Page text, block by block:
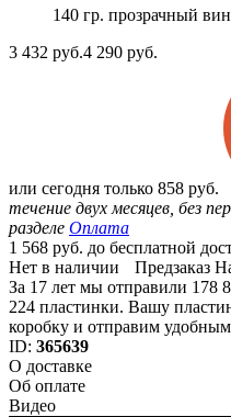
140 гр. прозрачный
3 432 руб.4 290 руб.
или сегодня только 858 руб.
течение двух месяцев, без
разделе Оплата
1 568 руб. до бесплатной
Нет в наличии
Предзаказ
За 17 лет мы отправили 178
224 пластинки. Вашу
коробку и отправим
ID: 365639
О доставке
Об оплате
Видео